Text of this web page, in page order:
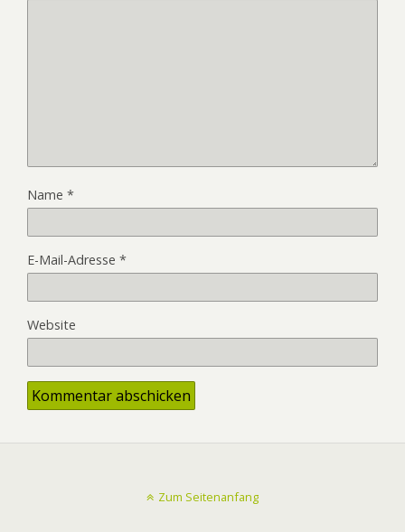
Name *
E-Mail-Adresse *
Website
Zum Seitenanfang